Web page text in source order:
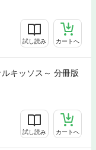
試し読み カートへ
キッソス～ 分冊版
試し読み カートへ